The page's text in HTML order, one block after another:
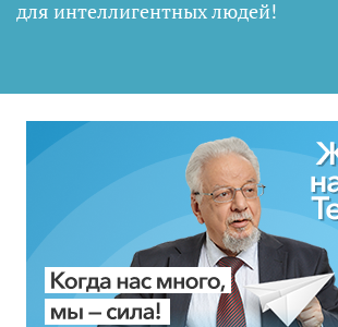
для интеллигентных людей!